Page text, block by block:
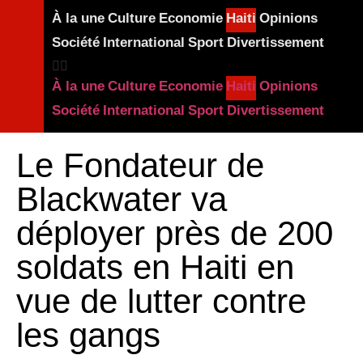
À la une Culture Economie Haiti Opinions
Société International Sport Divertissement
À la une Culture Economie Haiti Opinions
Société International Sport Divertissement
Le Fondateur de
Blackwater va
déployer près de 200
soldats en Haiti en
vue de lutter contre
les gangs